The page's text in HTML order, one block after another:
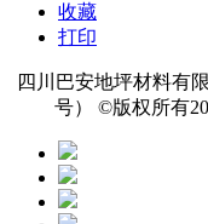
收藏
打印
四川巴安地坪材料有
号） ©版权所有